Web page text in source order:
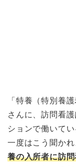
「特養（特別養
さんに、訪問看
ションで働いて
一度はこう聞か
養の入所者に訪